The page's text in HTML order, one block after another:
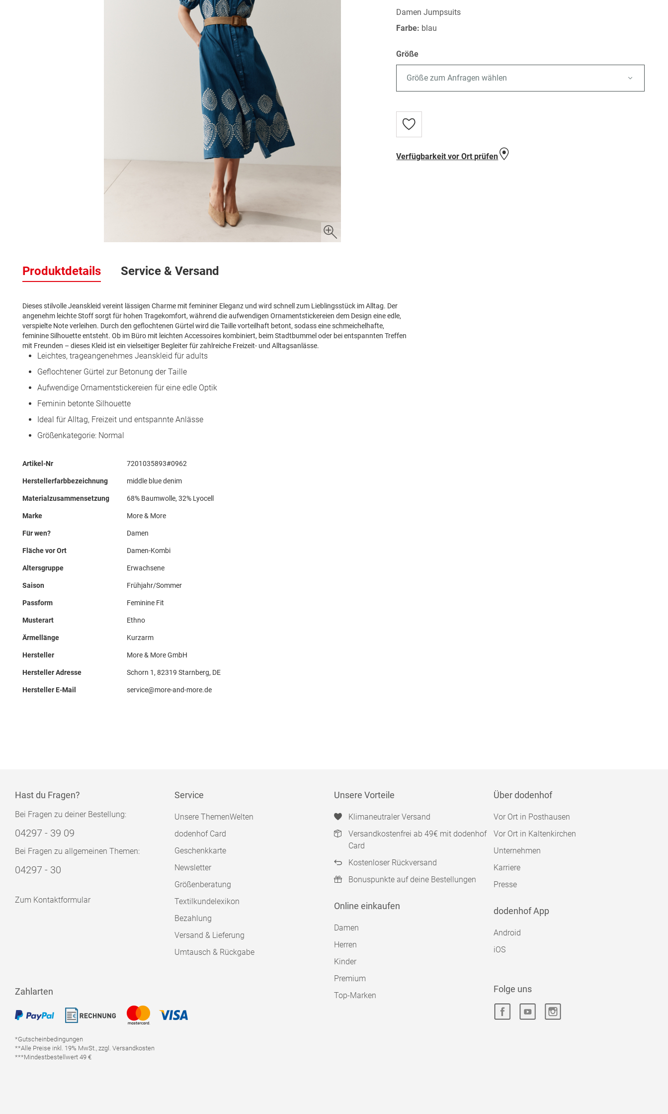
der
Bildergalerie
Damen Jumpsuits
Farbe: blau
Größe
Größe zum Anfragen wählen
Zur
Wunschliste
Verfügbarkeit vor Ort prüfen
Produktdetails
Dieses stilvolle Jeanskleid vereint lässigen Charme mit femininer Eleganz und wird schnell zum Lieblingsstück im Alltag. Der
angenehm leichte Stoff sorgt für hohen Tragekomfort, während die aufwendigen Ornamentstickereien dem Design eine edle,
verspielte Note verleihen. Durch den geflochtenen Gürtel wird die Taille vorteilhaft betont, sodass eine schmeichelhafte,
feminine Silhouette entsteht. Ob im Büro mit leichten Accessoires kombiniert, beim Stadtbummel oder bei entspannten Treffen
mit Freunden – dieses Kleid ist ein vielseitiger Begleiter für zahlreiche Freizeit- und Alltagsanlässe.
Leichtes, trageangenehmes Jeanskleid für adults
Geflochtener Gürtel zur Betonung der Taille
Aufwendige Ornamentstickereien für eine edle Optik
Feminin betonte Silhouette
Ideal für Alltag, Freizeit und entspannte Anlässe
Größenkategorie: Normal
Mehr
Artikel-Nr 7201035893#0962
Herstellerfarbbezeichnung middle blue denim
Materialzusammensetzung 68% Baumwolle, 32% Lyocell
Marke More & More
Für wen? Damen
Fläche vor Ort Damen-Kombi
Altersgruppe Erwachsene
Saison Frühjahr/Sommer
Passform Feminine Fit
Musterart Ethno
Ärmellänge Kurzarm
Hersteller More & More GmbH
Hersteller Adresse Schorn 1, 82319 Starnberg, DE
Hersteller E-Mail service@more-and-more.de
Service & Versand
Hast du Fragen?
Bei Fragen zu deiner Bestellung:
04297 - 39 09
Bei Fragen zu allgemeinen Themen:
04297 - 30
Zum Kontaktformular
Service
Unsere ThemenWelten
dodenhof Card
Geschenkkarte
Newsletter
Größenberatung
Textilkundelexikon
Bezahlung
Versand & Lieferung
Umtausch & Rückgabe
Unsere Vorteile
Klimaneutraler Versand
Versandkostenfrei ab 49€ mit dodenhof
Card
Kostenloser Rückversand
Bonuspunkte auf deine Bestellungen
Online einkaufen
Damen
Herren
Kinder
Premium
Top-Marken
Über dodenhof
Vor Ort in Posthausen
Vor Ort in Kaltenkirchen
Unternehmen
Karriere
Presse
dodenhof App
Android
iOS
Zahlarten
*Gutscheinbedingungen
**Alle Preise inkl. 19% MwSt., zzgl. Versandkosten
***Mindestbestellwert 49 €
Folge uns